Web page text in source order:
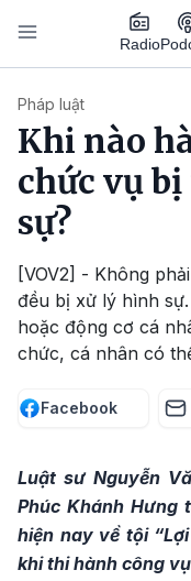
Nhảy đến nội dung
Radio
Pháp luật
Khi nào
chức vụ
sự?
[VOV2] - Không
đều bị xử lý hình
hoặc động cơ cá
chức, cá nhân có
Facebook
Luật sư Nguyễn
Phúc Khánh Hưng
hiện nay về tội
khi thi hành công